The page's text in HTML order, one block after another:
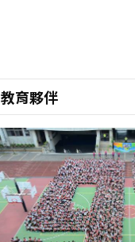
教育夥伴